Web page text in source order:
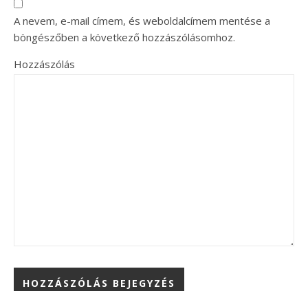
A nevem, e-mail címem, és weboldalcímem mentése a
böngészőben a következő hozzászólásomhoz.
Hozzászólás